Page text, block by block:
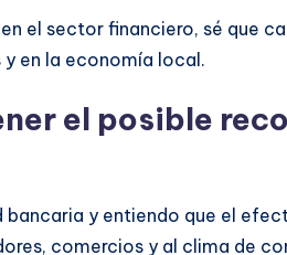
el sector financiero, sé que
en la economía local.
el posible
y entiendo que el
comercios y al clima de